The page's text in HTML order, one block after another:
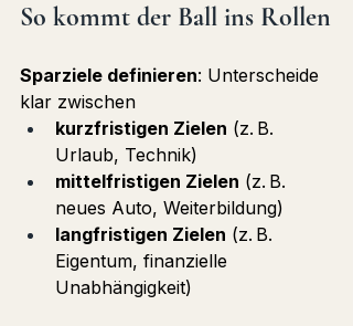
So kommt der Ball ins Rollen
Sparziele definieren: Unterscheide
klar zwischen
kurzfristigen Zielen (z. B.
Urlaub, Technik)
mittelfristigen Zielen (z. B.
neues Auto, Weiterbildung)
langfristigen Zielen (z. B.
Eigentum, finanzielle
Unabhängigkeit)